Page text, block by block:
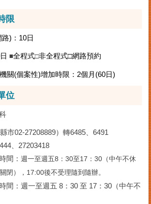
限
)：10日
■全程式□非全程式□網路預約
關(個案性)增加時限：2個月(60日)
位
市02-27208889）轉6485、6491
、27203418
間： 週一至週五8：30至17：30（中午不休
閉），17:00後不受理隨到隨辦。
間：週一至週五 8：30 至 17：30（中午不